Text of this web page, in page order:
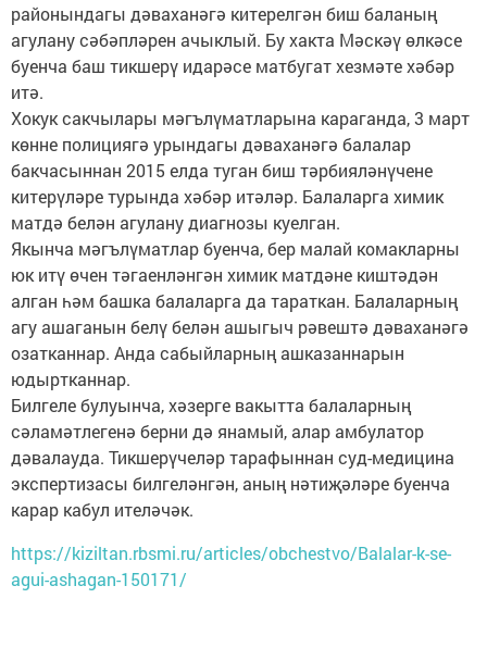
районындагы дәваханәгә китерелгән биш баланың
агулану сәбәпләрен ачыклый. Бу хакта Мәскәү өлкәсе
буенча баш тикшерү идарәсе матбугат хезмәте хәбәр
итә.
Хокук сакчылары мәгълүматларына караганда, 3 март
көнне полициягә урындагы дәваханәгә балалар
бакчасыннан 2015 елда туган биш тәрбияләнүчене
китерүләре турында хәбәр итәләр. Балаларга химик
матдә белән агулану диагнозы куелган.
Якынча мәгълүматлар буенча, бер малай комакларны
юк итү өчен тәгаенләнгән химик матдәне киштәдән
алган һәм башка балаларга да тараткан. Балаларның
агу ашаганын белү белән ашыгыч рәвештә дәваханәгә
озатканнар. Анда сабыйларның ашказаннарын
юдыртканнар.
Билгеле булуынча, хәзерге вакытта балаларның
сәламәтлегенә берни дә янамый, алар амбулатор
дәвалауда. Тикшерүчеләр тарафыннан суд-медицина
экспертизасы билгеләнгән, аның нәтиҗәләре буенча
карар кабул ителәчәк.
https://kiziltan.rbsmi.ru/articles/obchestvo/Balalar-k-se-
agui-ashagan-150171/